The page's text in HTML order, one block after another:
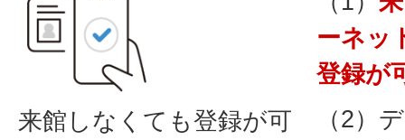
来館しなくても登録が可
ーネッ
登録が
（2）